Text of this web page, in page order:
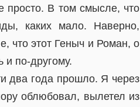
просто. В том смысле, что
каких мало. Наверно,
что этот Геныч и Роман, о
и по-другому.
два года прошло. Я через
облюбовал, вылетел из